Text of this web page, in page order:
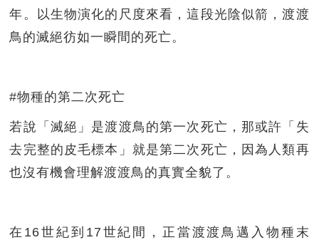
年。以生物演化的尺度來看，這段光陰似箭，渡渡
鳥的滅絕彷如一瞬間的死亡。
#物種的第二次死亡
若說「滅絕」是渡渡鳥的第一次死亡，那或許「失
去完整的皮毛標本」就是第二次死亡，因為人類再
也沒有機會理解渡渡鳥的真實全貌了。
在16世紀到17世紀間，正當渡渡鳥邁入物種末